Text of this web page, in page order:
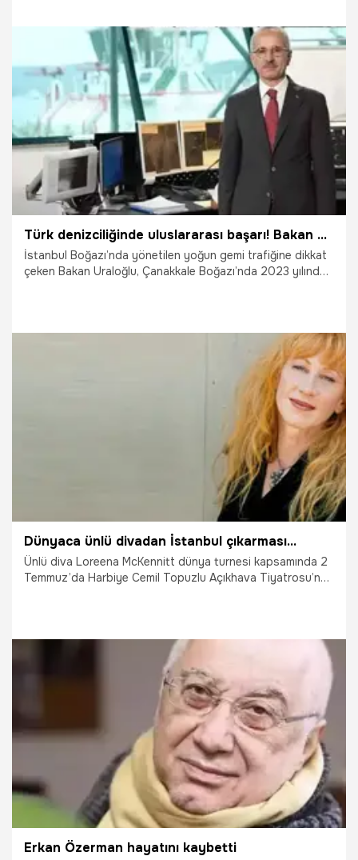
18.08.2024 Adana
Türk denizciliğinde uluslararası başarı! Bakan Uraloğlu açıkladı: İstanbul Boğazı'nda 39 bin gemi, 416 milyon ton yük taşındı
İstanbul Boğazı’nda yönetilen yoğun gemi trafiğine dikkat
çeken Bakan Uraloğlu, Çanakkale Boğazı’nda 2023 yılında
gemi hareketiyle toplam 416 milyon ton yük taşındı ve bu
yüklerin yaklaşık 165 Milyon tonu petrol dâhil olmak üzere
Dünyaca ünlü divadan İstanbul çıkarması…
Ünlü diva Loreena McKennitt dünya turnesi kapsamında 2
Temmuz’da Harbiye Cemil Topuzlu Açıkhava Tiyatrosu’nda
Erkan Özerman hayatını kaybetti